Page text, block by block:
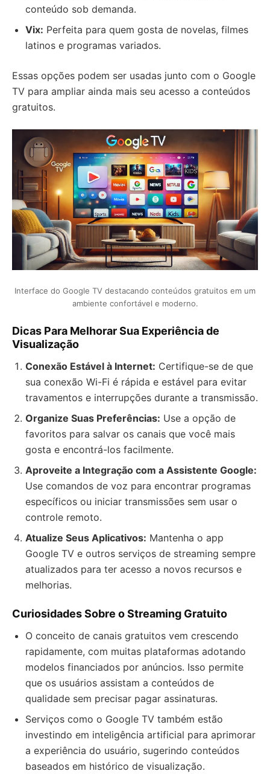
conteúdo sob demanda.
Vix: Perfeita para quem gosta de novelas, filmes
latinos e programas variados.
Essas opções podem ser usadas junto com o Google
TV para ampliar ainda mais seu acesso a conteúdos
gratuitos.
Interface do Google TV destacando conteúdos gratuitos em um
ambiente confortável e moderno.
Dicas Para Melhorar Sua Experiência de
Visualização
Conexão Estável à Internet: Certifique-se de que
sua conexão Wi-Fi é rápida e estável para evitar
travamentos e interrupções durante a transmissão.
Organize Suas Preferências: Use a opção de
favoritos para salvar os canais que você mais
gosta e encontrá-los facilmente.
Aproveite a Integração com a Assistente Google:
Use comandos de voz para encontrar programas
específicos ou iniciar transmissões sem usar o
controle remoto.
Atualize Seus Aplicativos: Mantenha o app
Google TV e outros serviços de streaming sempre
atualizados para ter acesso a novos recursos e
melhorias.
Curiosidades Sobre o Streaming Gratuito
O conceito de canais gratuitos vem crescendo
rapidamente, com muitas plataformas adotando
modelos financiados por anúncios. Isso permite
que os usuários assistam a conteúdos de
qualidade sem precisar pagar assinaturas.
Serviços como o Google TV também estão
investindo em inteligência artificial para aprimorar
a experiência do usuário, sugerindo conteúdos
baseados em histórico de visualização.